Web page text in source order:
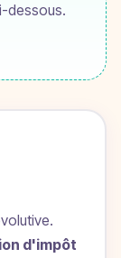
dessous.
d'impôt